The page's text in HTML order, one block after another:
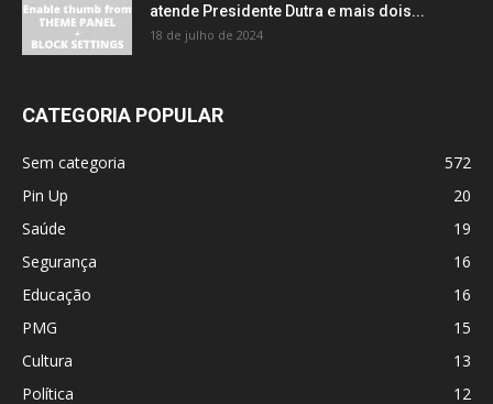
atende Presidente Dutra e mais dois...
18 de julho de 2024
CATEGORIA POPULAR
Sem categoria
572
Pin Up
20
Saúde
19
Segurança
16
Educação
16
PMG
15
Cultura
13
Política
12